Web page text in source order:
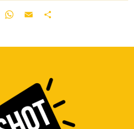
FacebookWhatsApp
Email